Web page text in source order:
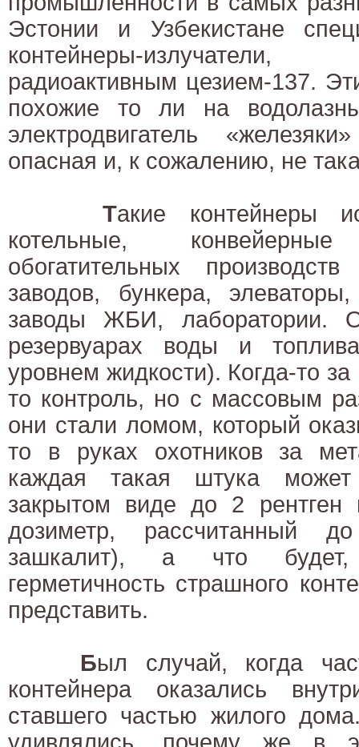
Эстонии и Узбекистане
контейнеры-
радиоактивным цезием-137.
похожие то ли на
электродвигатель
опасная и, к сожалению, не
Такие контейнеры
котельные,
обогатительных
заводов, бункера,
заводы ЖБИ, лаборатории.
резервуарах воды и
уровнем жидкости). Когда-то
то контроль, но с массовым
они стали ломом, который
то в руках охотников за
каждая такая штука
закрытом виде до 2
дозиметр, рассчитанный
зашкалит), а что
герметичность страшного
представить.
Был случай, когда
контейнера оказались
ставшего частью жилого